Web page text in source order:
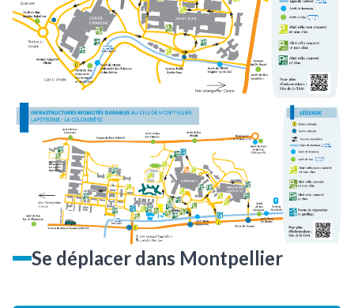
Se déplacer dans Montpellier